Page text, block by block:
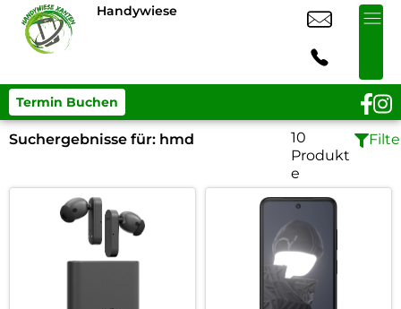
Handywiese
Termin Buchen
Suchergebnisse für: hmd
10
Produkt
e